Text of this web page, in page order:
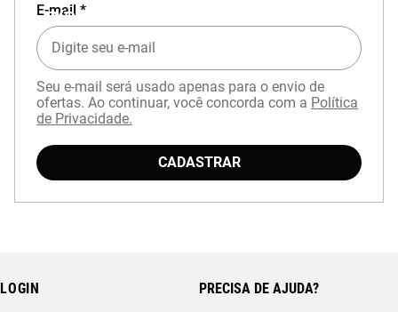
EXPERIÊNCIA MIZUNO NO APP
E-mail *
Seu e-mail será usado apenas para o envio de
ofertas. Ao continuar, você concorda com a Política
de Privacidade.
CADASTRAR
LOGIN
PRECISA DE AJUDA?